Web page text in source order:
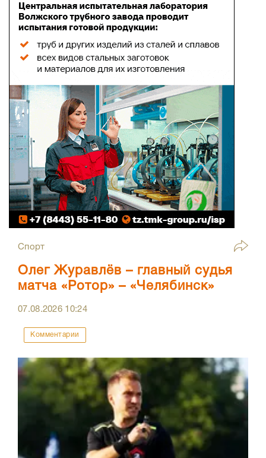
Спорт
Олег Журавлёв – главный судья
матча «Ротор» – «Челябинск»
07.08.2026 10:24
Комментарии